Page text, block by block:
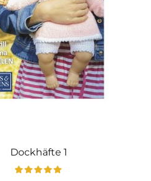
Dockhäfte 1